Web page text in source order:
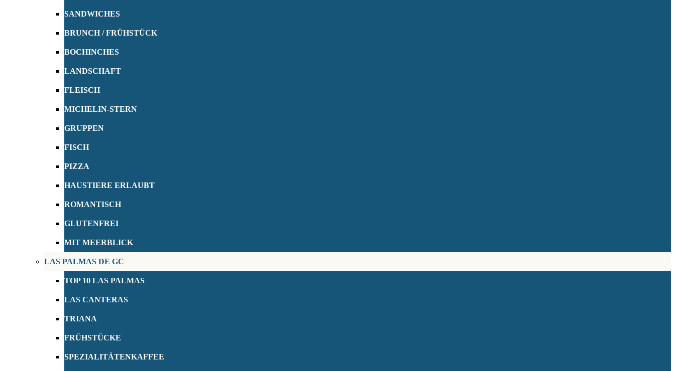
SANDWICHES
BRUNCH / FRÜHSTÜCK
BOCHINCHES
LANDSCHAFT
FLEISCH
MICHELIN-STERN
GRUPPEN
FISCH
PIZZA
HAUSTIERE ERLAUBT
ROMANTISCH
GLUTENFREI
MIT MEERBLICK
LAS PALMAS DE GC
TOP 10 LAS PALMAS
LAS CANTERAS
TRIANA
FRÜHSTÜCKE
SPEZIALITÄTENKAFFEE